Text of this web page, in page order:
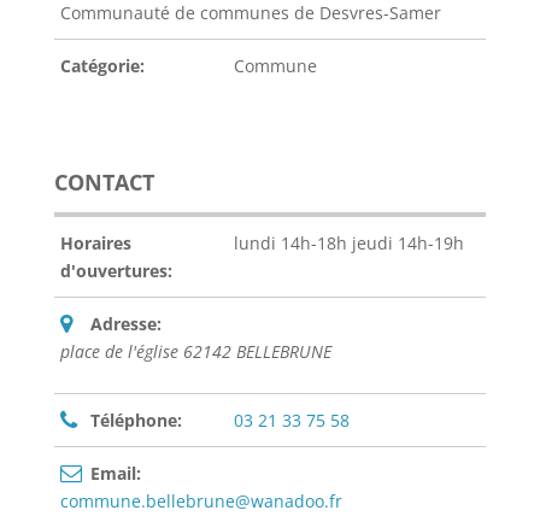
Communauté de communes de Desvres-Samer
Catégorie: Commune
CONTACT
Horaires
d'ouvertures:
lundi 14h-18h jeudi 14h-19h
Adresse:
place de l'église 62142 BELLEBRUNE
Téléphone: 03 21 33 75 58
Email:
commune.bellebrune@wanadoo.fr